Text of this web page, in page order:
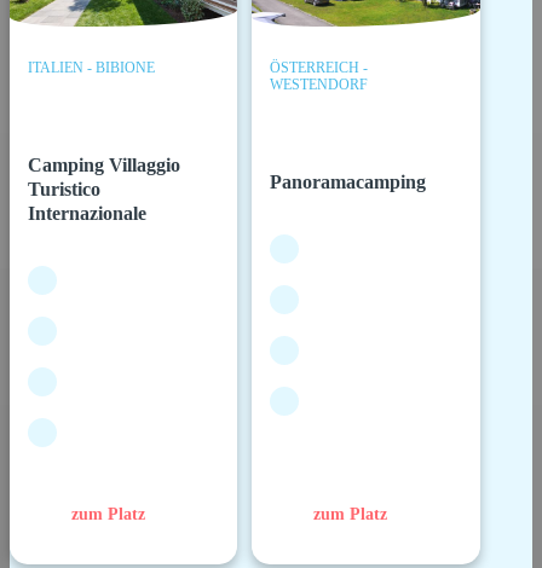
ITALIEN - BIBIONE
Camping Villaggio
Turistico
Internazionale
zum Platz
ÖSTERREICH -
WESTENDORF
Panoramacamping
zum Platz